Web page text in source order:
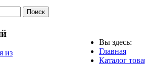
из
Вы здесь:
Главная
Каталог